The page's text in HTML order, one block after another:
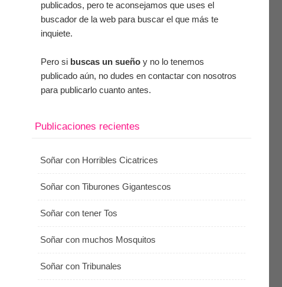
publicados, pero te aconsejamos que uses el
buscador de la web para buscar el que más te
inquiete.
Pero si buscas un sueño y no lo tenemos
publicado aún, no dudes en contactar con nosotros
para publicarlo cuanto antes.
Publicaciones recientes
Soñar con Horribles Cicatrices
Soñar con Tiburones Gigantescos
Soñar con tener Tos
Soñar con muchos Mosquitos
Soñar con Tribunales